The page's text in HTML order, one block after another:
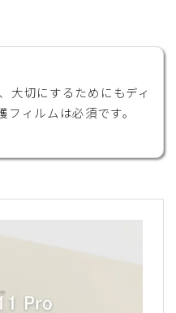
大切にするためにもディ
フィルムは必須です。